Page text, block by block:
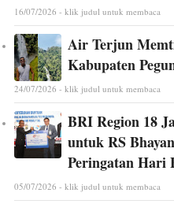
16/07/2026 - klik judul untuk membaca
Air Terjun
Kabupaten
24/07/2026 - klik judul untuk membaca
BRI Region 18
untuk RS
Peringatan Hari
05/07/2026 - klik judul untuk membaca